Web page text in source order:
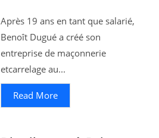
Après 19 ans en tant que salarié,
Benoît Dugué a créé son
entreprise de maçonnerie
etcarrelage au...
Read More